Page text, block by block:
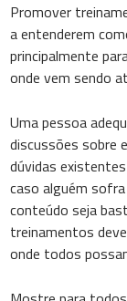
Promover
a entenderem
principalmente
onde vem sendo
Uma pessoa
discussões sobre
dúvidas
caso alguém
conteúdo seja
treinamentos
onde todos